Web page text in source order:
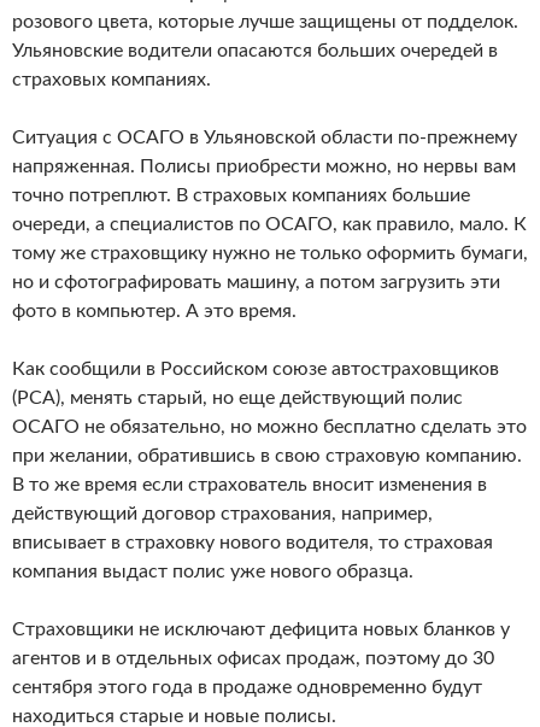
розового цвета, которые лучше защищены от подделок.
Ульяновские водители опасаются больших очередей в
страховых компаниях.
Ситуация с ОСАГО в Ульяновской области по-прежнему
напряженная. Полисы приобрести можно, но нервы вам
точно потреплют. В страховых компаниях большие
очереди, а специалистов по ОСАГО, как правило, мало. К
тому же страховщику нужно не только оформить бумаги,
но и сфотографировать машину, а потом загрузить эти
фото в компьютер. А это время.
Как сообщили в Российском союзе автостраховщиков
(РСА), менять старый, но еще действующий полис
ОСАГО не обязательно, но можно бесплатно сделать это
при желании, обратившись в свою страховую компанию.
В то же время если страхователь вносит изменения в
действующий договор страхования, например,
вписывает в страховку нового водителя, то страховая
компания выдаст полис уже нового образца.
Страховщики не исключают дефицита новых бланков у
агентов и в отдельных офисах продаж, поэтому до 30
сентября этого года в продаже одновременно будут
находиться старые и новые полисы.